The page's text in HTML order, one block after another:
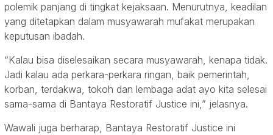
polemik panjang di tingkat kejaksaan. Menurutnya, keadilan
yang ditetapkan dalam musyawarah mufakat merupakan
keputusan ibadah.
“Kalau bisa diselesaikan secara musyawarah, kenapa tidak.
Jadi kalau ada perkara-perkara ringan, baik pemerintah,
korban, terdakwa, tokoh dan lembaga adat ayo kita selesai
sama-sama di Bantaya Restoratif Justice ini,” jelasnya.
Wawali juga berharap, Bantaya Restoratif Justice ini